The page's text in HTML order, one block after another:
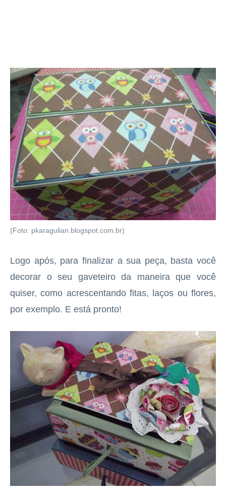
(Foto: pkaragulian.blogspot.com.br)
Logo após, para finalizar a sua peça, basta você
decorar o seu gaveteiro da maneira que você
quiser, como acrescentando fitas, laços ou flores,
por exemplo. E está pronto!